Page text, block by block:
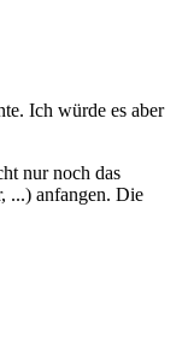
Ich würde es aber
nur noch das
...) anfangen. Die